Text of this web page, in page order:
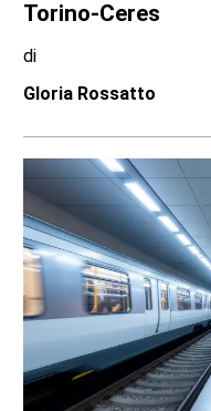
Torino-Ceres
di
Gloria Rossatto